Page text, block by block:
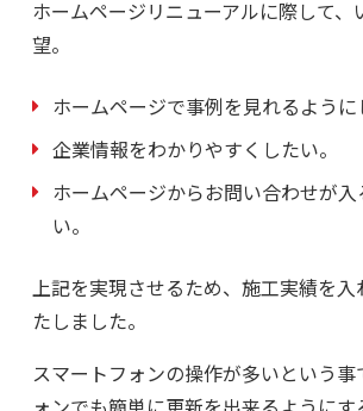
ホームページリニューアルに際して、
望。
ホームページで事例を見れるように
企業情報をわかりやすくしたい。
ホームページからお問い合わせが
い。
上記を実現させるため、施工実績を入
たしました。
スマートフォンの操作が多いという事